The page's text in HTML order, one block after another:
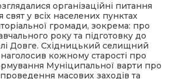
організаційні питання
у всіх населених пунктах
громади, зокрема: про
року та підготовку до
Довге. Східницький селищний
наголосив кожному старості про
Муніципальної варти про
масових заходів та